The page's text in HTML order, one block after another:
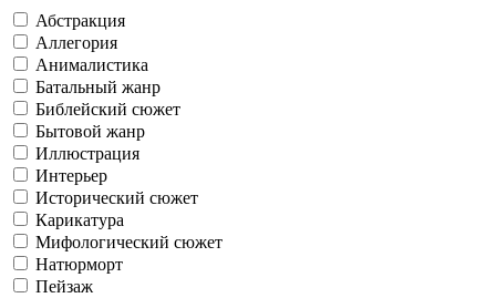
Абстракция
Аллегория
Анималистика
Батальный жанр
Библейский сюжет
Бытовой жанр
Иллюстрация
Интерьер
Исторический сюжет
Карикатура
Мифологический сюжет
Натюрморт
Пейзаж